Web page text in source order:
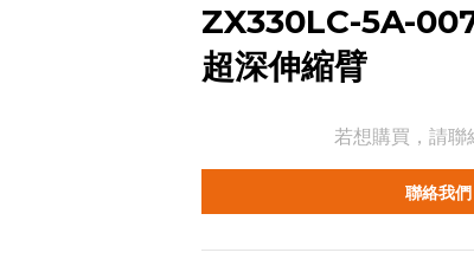
ZX330LC-5A-
超深伸縮臂
若想購買，請聯
聯絡我們